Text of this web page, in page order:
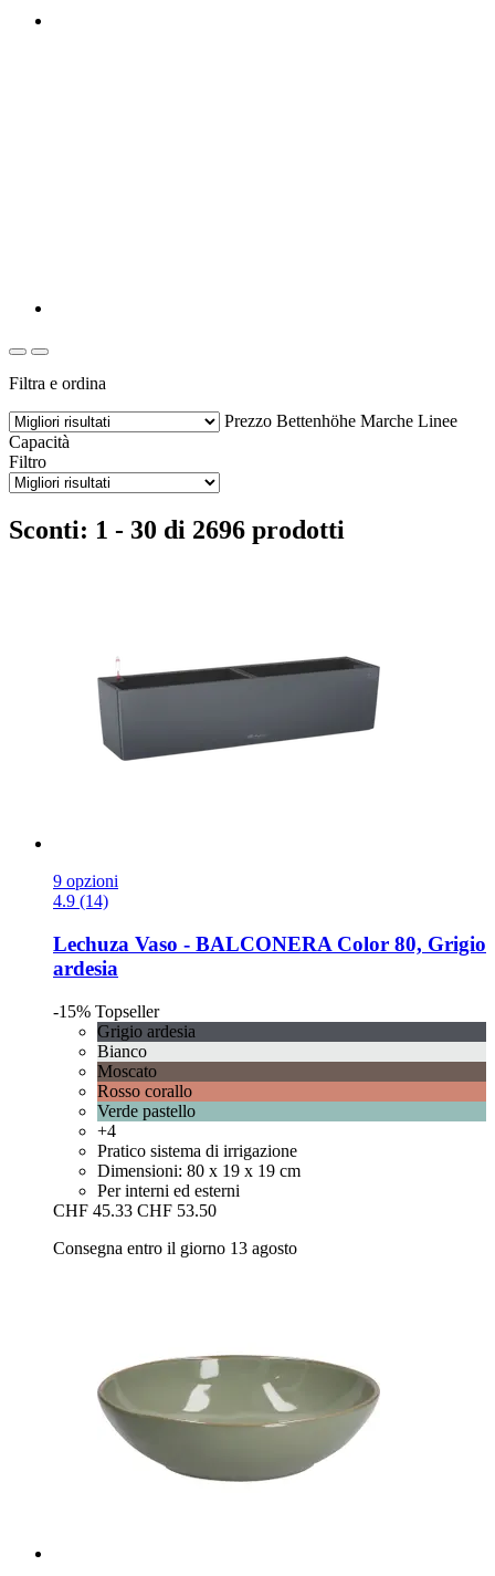
Filtra e ordina
Prezzo Bettenhöhe Marche Linee
Capacità
Filtro
Sconti: 1 - 30 di 2696 prodotti
9 opzioni
4.9 (14)
Lechuza Vaso -​ BALCONERA Color 80, Grigio
ardesia
-15% Topseller
Grigio ardesia
Bianco
Moscato
Rosso corallo
Verde pastello
+4
Pratico sistema di irrigazione
Dimensioni: 80 x 19 x 19 cm
Per interni ed esterni
CHF 45.33 CHF 53.50
Consegna entro il giorno 13 agosto